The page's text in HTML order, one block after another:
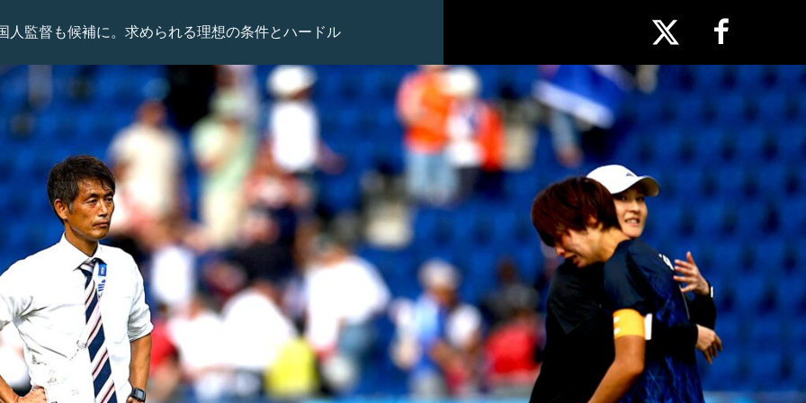
人監督も候補に。求められる理想の条件とハードル